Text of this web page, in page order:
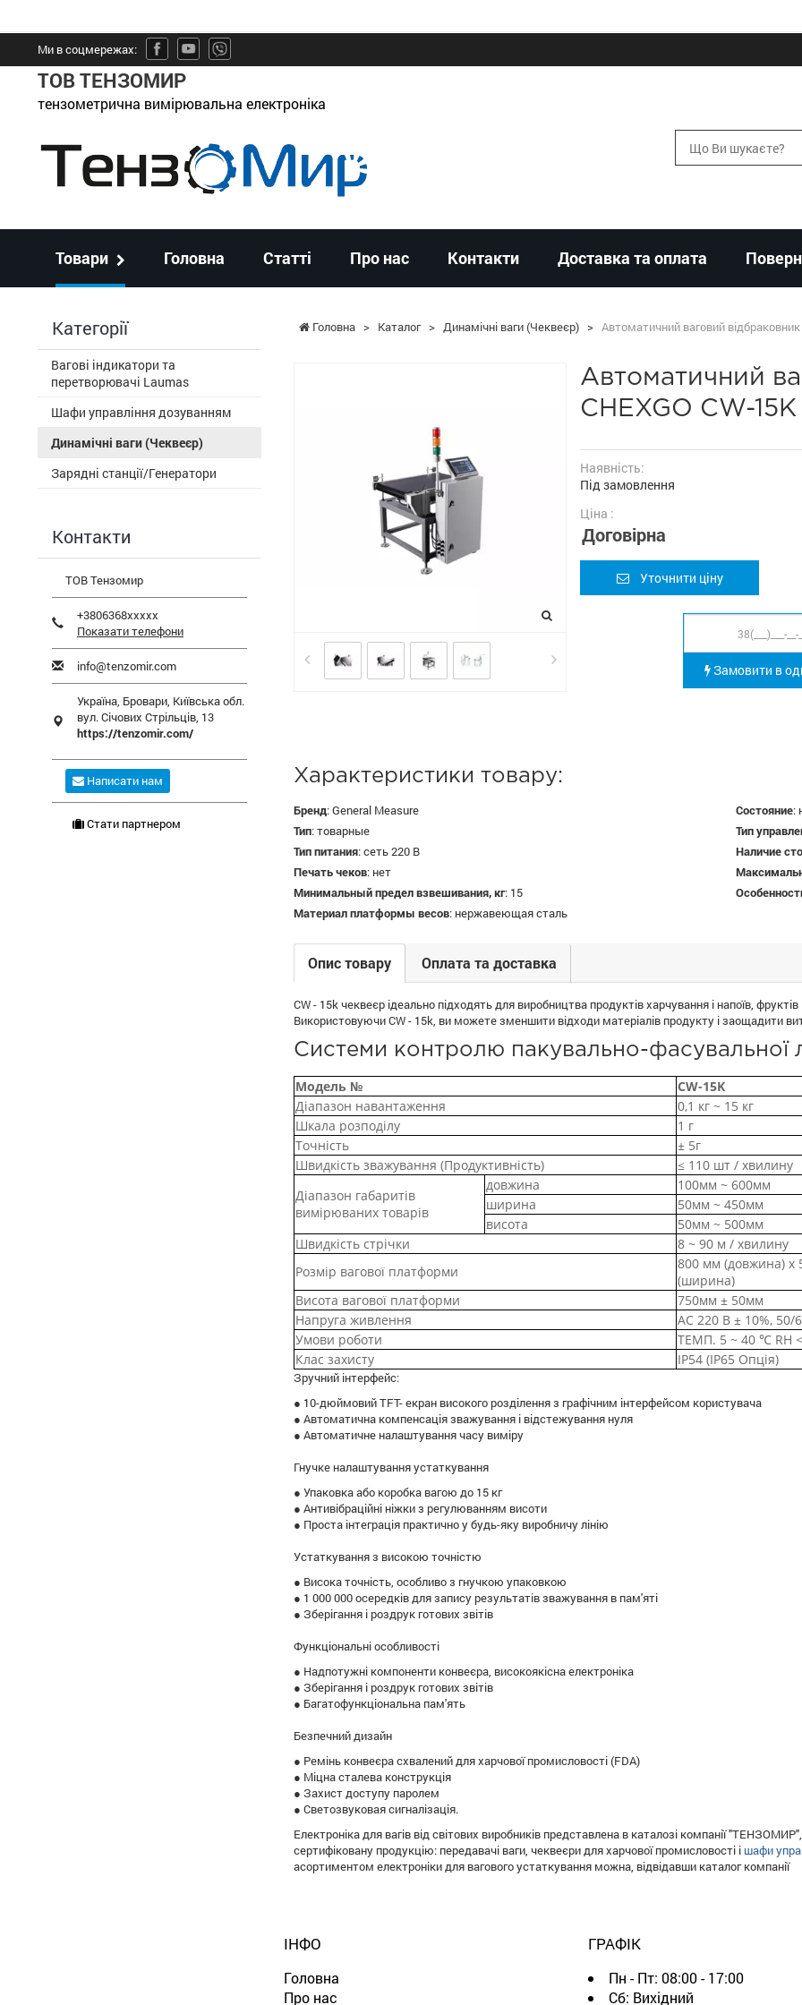
Ми в соцмережах:
ТОВ ТЕНЗОМИР
тензометрична вимірювальна електроніка
Товари Головна Статті Про нас Контакти Доставка та оплата
Головна > Каталог > Динамічні ваги (Чеквеєр) > Автоматичний ваговий відбраковник
Автоматичний
CHEXGO CW-15K
Наявність:
Під замовлення
Ціна :
Договірна
Уточнити ціну
Замовити в
Характеристики товару:
Бренд:General Measure Состояние:
Тип:товарные Тип
Тип питания:сеть 220 В Наличие
Печать чеков: нет
Минимальный предел взвешивания, кг: 15
Материал платформы весов: нержавеющая сталь
Опис товару Оплата та доставка
CW - 15k чеквеєр ідеально підходять для виробництва продуктів харчування і напоїв, фруктів
Використовуючи CW - 15k, ви можете зменшити відходи матеріалів продукту і заощадити
Системи контролю пакувально-фасувальної
Модель №
CW-15K
Діапазон навантаження
0,1 кг ~ 15 кг
Шкала розподілу
1 г
Точність
± 5г
Швидкість зважування (Продуктивність)
≤ 110 шт / хвилину
Діапазон габаритів
вимірюваних товарів
довжина
100мм ~ 600мм
ширина
50мм ~ 450мм
висота
50мм ~ 500мм
Швидкість стрічки
8 ~ 90 м / хвилину
Розмір вагової платформи
800 мм (довжина) х
(ширина)
Висота вагової платформи
750мм ± 50мм
Напруга живлення
AC 220 В ± 10%, 50/
Умови роботи
ТЕМП. 5 ~ 40 ℃ RH
Клас захисту
IP54 (IP65 Опція)
Зручний інтерфейс:
● 10-дюймовий TFT- екран високого розділення з графічним інтерфейсом користувача
● Автоматична компенсація зважування і відстежування нуля
● Автоматичне налаштування часу виміру
Гнучке налаштування устаткування
● Упаковка або коробка вагою до 15 кг
● Антивібраційні ніжки з регулюванням висоти
● Проста інтеграція практично у будь-яку виробничу лінію
Устаткування з високою точністю
● Висока точність, особливо з гнучкою упаковкою
● 1 000 000 осередків для запису результатів зважування в пам'яті
● Зберігання і роздрук готових звітів
Функціональні особливості
● Надпотужні компоненти конвеєра, високоякісна електроніка
● Зберігання і роздрук готових звітів
● Багатофункціональна пам'ять
Безпечний дизайн
● Ремінь конвеєра схвалений для харчової промисловості (FDA)
● Міцна сталева конструкція
● Захист доступу паролем
● Светозвуковая сигналізація.
Електроніка для вагів від світових виробників представлена в каталозі компанії
сертифіковану продукцію: передавачі ваги, чеквеєри для харчової промисловості і шафи
асортиментом електроніки для вагового устаткування можна, відвідавши каталог компанії
Категорії
Вагові індикатори та
перетворювачі Laumas
Шафи управління дозуванням
Динамічні ваги (Чеквеєр)
Зарядні станції/Генератори
Контакти
ТОВ Тензомир
+3806368xxxxx
Показати телефони
info@tenzomir.com
Україна, Бровари, Київська обл.
вул. Січових Стрільців, 13
https://tenzomir.com/
Написати нам
Стати партнером
ІНФО
Головна
Про нас
ГРАФІК
Пн - Пт: 08:00 - 17:00
Сб: Вихідний